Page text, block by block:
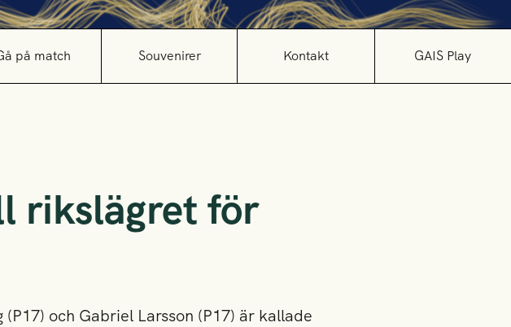
på match Souvenirer Kontakt GAIS Play
rikslägret för
och Gabriel Larsson (P17) är kallade